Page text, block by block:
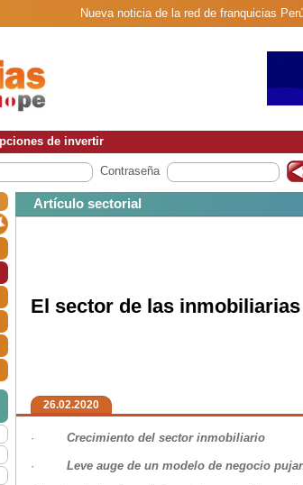
Nueva noticia de la red de franquicias
de invertir
Contraseña
Artículo sectorial
El sector de las
26.02.2020
· Crecimiento del sector inmobiliario
· Leve auge de un modelo de negocio